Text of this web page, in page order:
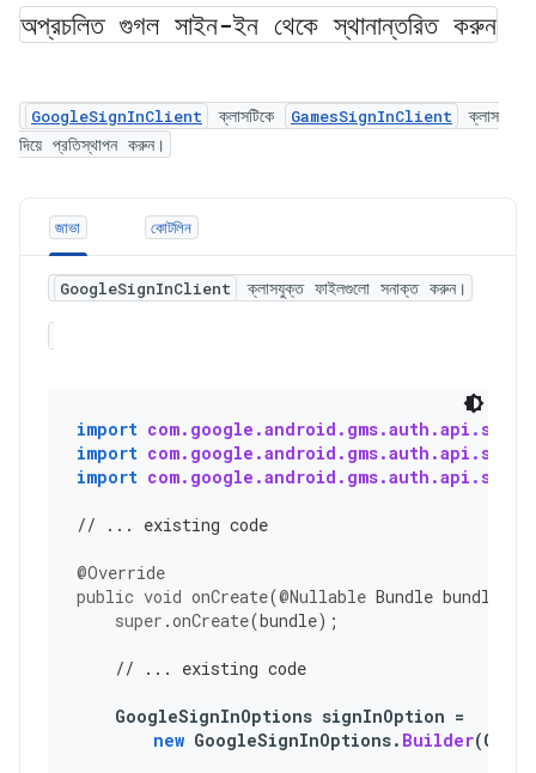
অপ্রচলিত গুগল সাইন-ইন থেকে স্থানান্তরিত করুন
GoogleSignInClient ক্লাসটিকে GamesSignInClient
ক্লাস
দিয়ে প্রতিস্থাপন করুন।
জাভা কোটলিন
GoogleSignInClient ক্লাসযুক্ত ফাইলগুলো সনাক্ত করুন।
import
import
import
// ... existing code
@Override
public void onCreate(@Nullable Bundle bundle
super .onCreate(bundle);
// ... existing code
GoogleSignInOptions signInOption =
new GoogleSignInOptions. Builder(